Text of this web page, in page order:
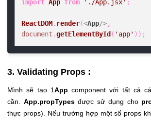
import App from './App.jsx' ;
ReactDOM. render(<App/>
document .getElementById ( 'app' ));
3. Validating Props :
Mình sẽ tạo 1Appcomponent với tất cả
cần.
App.propTypesđược sử dụng cho
thực props). Nếu trường hợp một số props